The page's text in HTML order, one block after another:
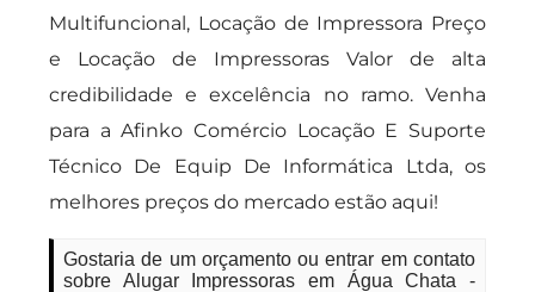
Multifuncional, Locação de Impressora Preço
e Locação de Impressoras Valor de alta
credibilidade e excelência no ramo. Venha
para a Afinko Comércio Locação E Suporte
Técnico De Equip De Informática Ltda, os
melhores preços do mercado estão aqui!
Gostaria de um orçamento ou entrar em contato
sobre Alugar Impressoras em Água Chata -